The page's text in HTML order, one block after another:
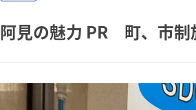
阿見の魅力 PR 町、市制